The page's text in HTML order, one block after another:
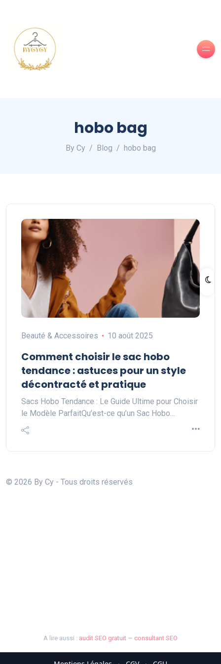
hobo bag
By Cy Blog hobo bag
Beauté & Accessoires 10 août 2025
Comment choisir le sac hobo
tendance : astuces pour un style
décontracté et pratique
Sacs Hobo Tendance : Le Guide Ultime pour Choisir
le Modèle ParfaitQu’est-ce qu’un Sac Hobo…
© 2026 By Cy - Tous droits réservés
A lire aussi : audit SEO gratuit — consultant SEO